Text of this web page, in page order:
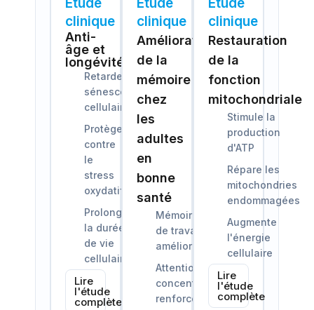
Étude
clinique
Anti-
âge et
longévité
Retarde la
sénescence
cellulaire
Protège
contre
le
stress
oxydatif
Prolonge
la durée
de vie
cellulaire
Lire
l'étude
complète
Étude
clinique
Amélioration
de la
mémoire
chez
les
adultes
en
bonne
santé
Mémoire
de travail
améliorée
Attention et
concentration
renforcées
Étude
clinique
Restauration
de la
fonction
mitochondriale
Stimule la
production
d'ATP
Répare les
mitochondries
endommagées
Augmente
l'énergie
cellulaire
Lire
l'étude
complète